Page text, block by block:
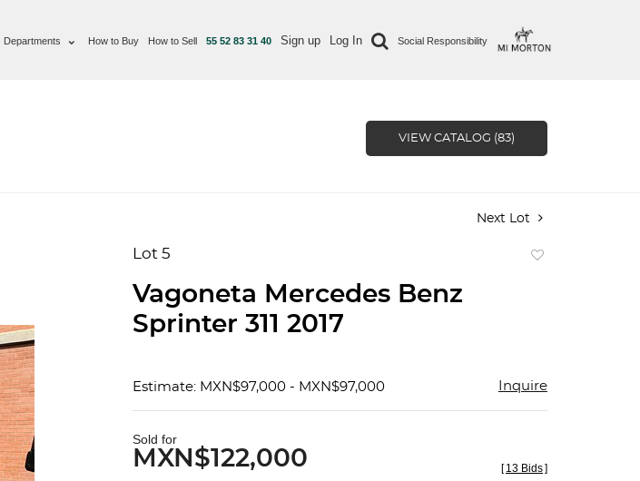
Departments How to Buy How to Sell 55 52 83 31 40 Sign up Log In Social Responsibility
VIEW CATALOG (83)
Next Lot
Lot 5
Vagoneta Mercedes Benz
Sprinter 311 2017
Estimate: MXN$97,000 - MXN$97,000 Inquire
Sold for
MXN$122,000 [ 13 Bids]